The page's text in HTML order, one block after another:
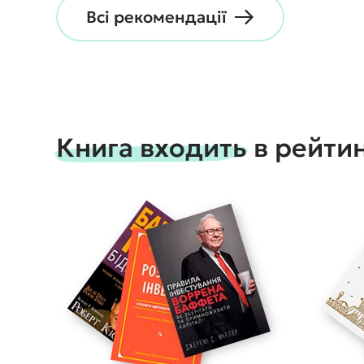
Всі рекомендації
Книга входить в